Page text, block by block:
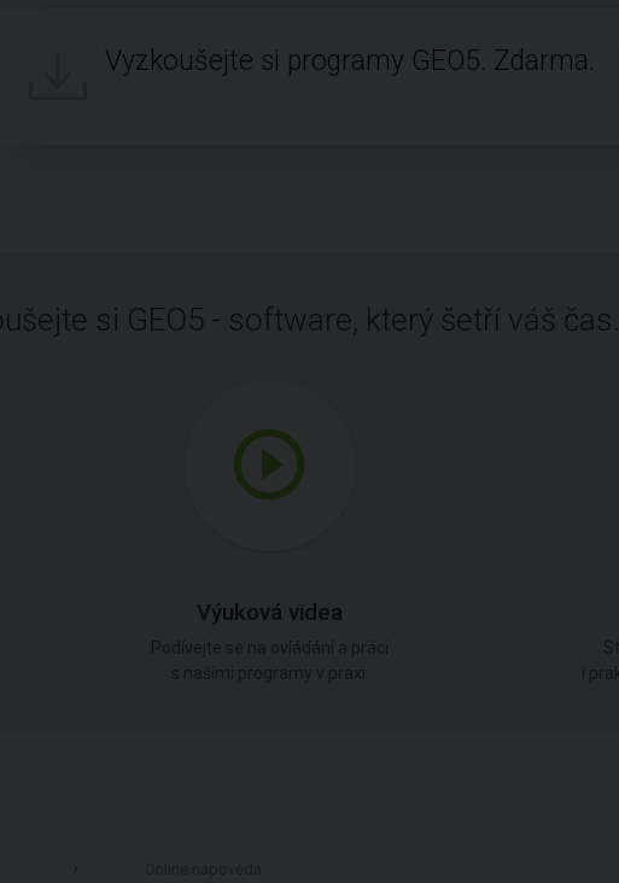
Vyzkoušejte si programy GEO5. Zdarma.
si GEO5 - software, který šetří váš čas.
Výuková videa